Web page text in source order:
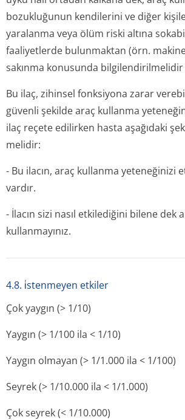
bozukluğunun kendilerini ve diğer
yaralanma veya ölüm riski altına
faaliyetlerde bulunmaktan (örn.
sakınma konusunda bilgilendiril­melidir
Bu ilaç, zihinsel fonksiyona zarar
güvenli şekilde araç kullanma
ilaç reçete edilirken hasta aşağıdaki
melidir:
- Bu ilacın, araç kullanma yeteneğinizi
vardır.
- İlacın sizi nasıl etkilediğini bilene dek
kullanmayınız.
4.8. i̇stenmeyen etkiler
Çok yaygın (> 1/10)
Yaygın (> 1/100 ila < 1/10)
Yaygın olmayan (> 1/1.000 ila < 1/100)
Seyrek (> 1/10.000 ila < 1/1.000)
Çok seyrek (< 1/10.000)